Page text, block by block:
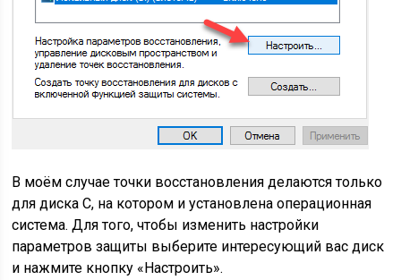
В моём случае точки восстановления делаются только
для диска C, на котором и установлена операционная
система. Для того, чтобы изменить настройки
параметров защиты выберите интересующий вас диск
и нажмите кнопку «Настроить».